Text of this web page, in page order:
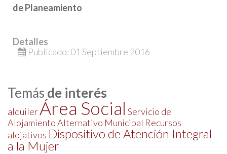
de Planeamiento
Detalles
Publicado: 01 Septiembre 2016
Temás de interés
alquilerÁrea Social Servicio de
Alojamiento Alternativo Municipal Recursos
alojativos Dispositivo de Atención Integral
a la Mujer